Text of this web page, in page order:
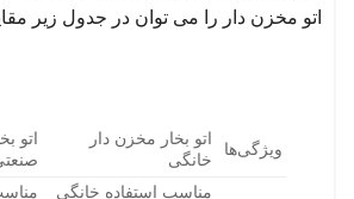
اتو مخزن دار را می توان در جدول زیر
ویژگی‌ها
اتو بخار مخزن دار
خانگی
اتو
مناسب استفاده خانگی